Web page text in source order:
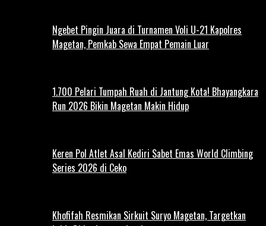
Ngebet Pingin Juara di Turnamen Voli U-21 Kapolres
Magetan, Pemkab Sewa Empat Pemain Luar
1.700 Pelari Tumpah Ruah di Jantung Kota! Bhayangkara
Run 2026 Bikin Magetan Makin Hidup
Keren Pol Atlet Asal Kediri Sabet Emas World Climbing
Series 2026 di Ceko
Khofifah Resmikan Sirkuit Suryo Magetan, Targetkan